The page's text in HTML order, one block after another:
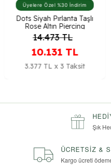
Üyelere Özel %30 İndirim
Dots Siyah Pırlanta Taşlı
Rose Altın Piercing
14.473TL
10.131 TL
3.377 TL x 3 Taksit
Şık
ÜCRETSIZ &
Kargo ücreti